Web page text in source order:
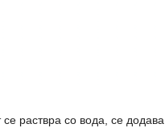
раствра со вода, се додава